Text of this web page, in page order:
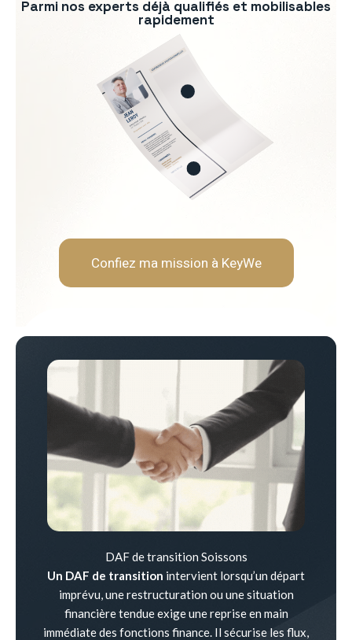
Parmi nos experts déjà qualifiés et mobilisables
rapidement
Soft Skills recherchées :
Rigueur et fiabilité
Neutralité et indépendance
Capacité d'analyse et de
Confiez ma mission à KeyWe
DAF de transition Soissons
Un DAF de transition intervient lorsqu’un départ
imprévu, une restructuration ou une situation
financière tendue exige une reprise en main
immédiate des fonctions finance. Il sécurise les flux,